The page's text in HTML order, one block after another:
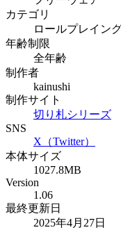
カテゴリ
ロールプレイン
年齢制限
全年齢
制作者
kainushi
制作サイト
切り札シリーズ
SNS
X（Twitter）
本体サイズ
1027.8MB
Version
1.06
最終更新日
2025年4月27日